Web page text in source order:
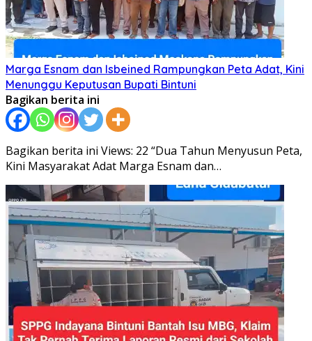
Marga Esnam dan Isbeined Rampungkan Peta Adat, Kini
Menunggu Keputusan Bupati Bintuni
Bagikan berita ini
Bagikan berita ini Views: 22 “Dua Tahun Menyusun Peta,
Kini Masyarakat Adat Marga Esnam dan…